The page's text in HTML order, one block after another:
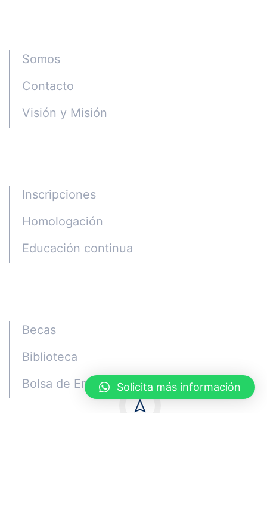
Somos
Contacto
Visión y Misión
Inscripciones
Homologación
Educación continua
Becas
Biblioteca
Bolsa de Empleo
Solicita más información